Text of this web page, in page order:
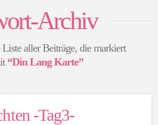
Archiv
aller Beiträge, die markiert
“Din Lang Karte”
-Tag3-